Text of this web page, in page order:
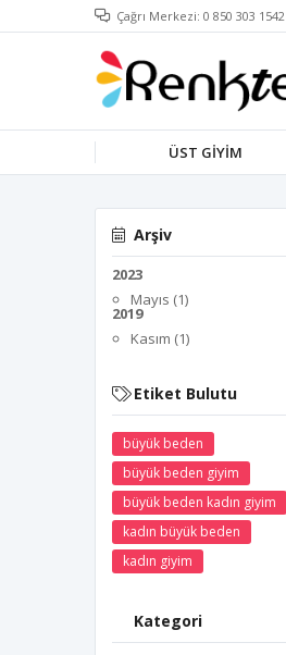
Çağrı Merkezi: 0 850 303 1542
ÜST GİYİM
Arşiv
2023
Mayıs (1)
2019
Kasım (1)
Etiket Bulutu
büyük beden
büyük beden giyim
büyük beden kadın giyim
kadın büyük beden
kadın giyim
Kategori